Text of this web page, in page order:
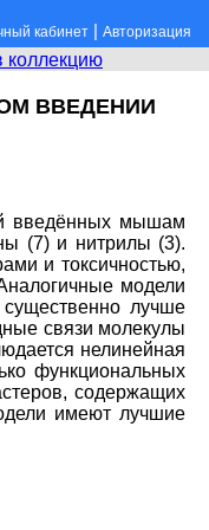
кабинет | Авторизация
коллекцию
ВВЕДЕНИИ
введённых мышам
(7) и нитрилы (3).
и токсичностью,
модели
лучше
связи молекулы
нелинейная
функциональных
содержащих
имеют лучшие